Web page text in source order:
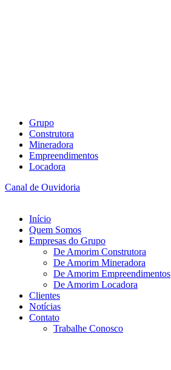
Grupo
Construtora
Mineradora
Empreendimentos
Locadora
Canal de Ouvidoria
Início
Quem Somos
Empresas do Grupo
De Amorim Construtora
De Amorim Mineradora
De Amorim Empreendimentos
De Amorim Locadora
Clientes
Notícias
Contato
Trabalhe Conosco